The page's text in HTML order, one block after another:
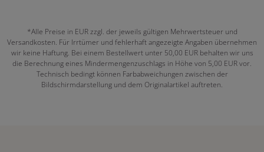
*Alle Preise in EUR zzgl. der jeweils gültigen Mehrwertsteuer und
Versandkosten. Für Irrtümer und fehlerhaft angezeigte Angaben übernehmen
wir keine Haftung. Bei einem Bestellwert unter 50,00 EUR behalten wir uns
die Berechnung eines Mindermengenzuschlags in Höhe von 5,00 EUR vor.
Technisch bedingt können Farbabweichungen zwischen der
Bildschirmdarstellung und dem Originalartikel auftreten.